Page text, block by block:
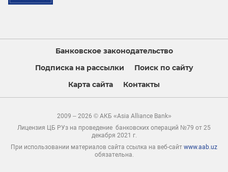
Банковское законодательство
Подписка на рассылки
Поиск по сайту
Карта сайта
Контакты
2009 – 2026 © АКБ «Asia Alliance Bank»
Лицензия ЦБ РУз на проведение банковских операций №79 от 25
декабря 2021 г.
При использовании материалов сайта ссылка на веб-сайт www.aab.uz
обязательна.